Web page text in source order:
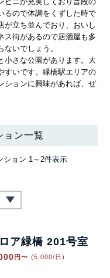
るので体調をくずした時で
が立ち並んでおり、おいし
ス街があるので居酒屋も多
いでしょう。
小さな公園があります。大
すいです。緑橋駅エリアの
ションに興味があれば、ぜ
ョン一覧
ション 1～2件表示
ア緑橋 201号室
円〜 (5,000/日)